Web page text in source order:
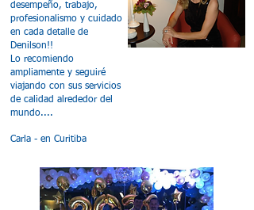
desempeño, trabajo,
profesionalismo y cuidado
en cada detalle de
Denilson!!
Lo recomiendo
ampliamente y seguiré
viajando con sus servicios
de calidad alrededor del
mundo....
Carla - en Curitiba